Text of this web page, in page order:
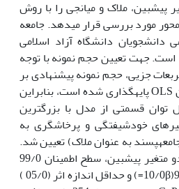
پیش­بین، ملاک و میانجی را با روش
مورد بررسی قرار می­دهد.جامعه
دانشگاه آزاد اسلامی
جهت تعیین حجم نمونه با توجه
جزیی، حجم نمونه پیشنهادی بر
اساس خصوصیات رگرسیون OLS پایه­گذاری شده است، بنابراین
توان قسمتی از مدل با بزرگترین
خودشیفتگی و پرخاشگری به
به عنوان ملاک) تعیین شد.
بنابراین با در نظر گرفتن دو متغیر پیش­بین، سطح اطمینان 99/0
(01/0 =α)، توان آزمون 90/0(10/0β=) و حداقل اندازه اثر (05/0 )